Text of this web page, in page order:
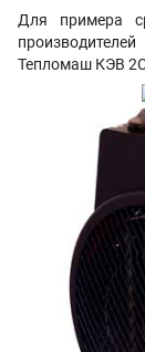
Для примера
Тепломаш КЭВ